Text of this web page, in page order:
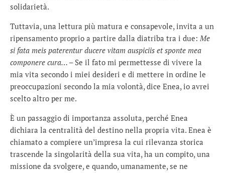
solidarietà.
Tuttavia, una lettura più matura e consapevole, invita a un
ripensamento proprio a partire dalla diatriba tra i due: Me
si fata meis paterentur ducere vitam auspiciis et sponte mea
componere cura… – Se il fato mi permettesse di vivere la
mia vita secondo i miei desideri e di mettere in ordine le
preoccupazioni secondo la mia volontà, dice Enea, io avrei
scelto altro per me.
È un passaggio di importanza assoluta, perché Enea
dichiara la centralità del destino nella propria vita. Enea è
chiamato a compiere un’impresa la cui rilevanza storica
trascende la singolarità della sua vita, ha un compito, una
missione da svolgere, e quando, umanamente, se ne